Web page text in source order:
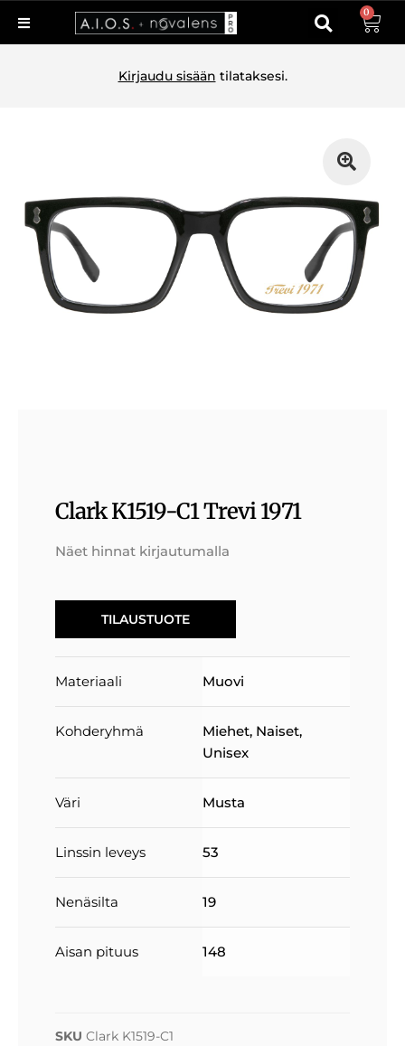
0
Kirjaudu sisään tilataksesi.
Clark K1519-C1 Trevi 1971
Näet hinnat kirjautumalla
TILAUSTUOTE
Materiaali Muovi
Kohderyhmä Miehet, Naiset,
Unisex
Väri Musta
Linssin leveys 53
Nenäsilta 19
Aisan pituus 148
SKU Clark K1519-C1